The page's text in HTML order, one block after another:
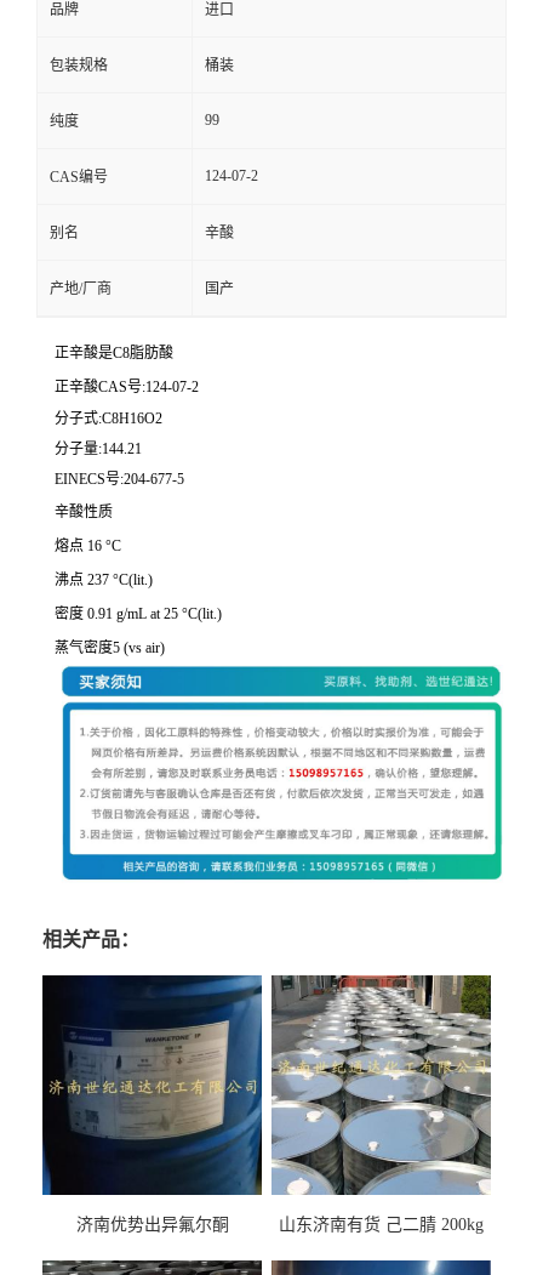
品牌 进口
包装规格 桶装
纯度 99
CAS编号 124-07-2
别名 辛酸
产地/厂商 国产
正辛酸是C8脂肪酸
正辛酸CAS号:124-07-2
分子式:C8H16O2
分子量:144.21
EINECS号:204-677-5
辛酸性质
熔点 16 °C
沸点 237 °C(lit.)
密度 0.91 g/mL at 25 °C(lit.)
蒸气密度5 (vs air)
相关产品：
济南优势出异氟尔酮
山东济南有货 己二腈 200kg